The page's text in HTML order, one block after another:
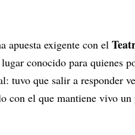
apuesta exigente con el
conocido para quienes
tuvo que salir a responder
con el que mantiene vivo un